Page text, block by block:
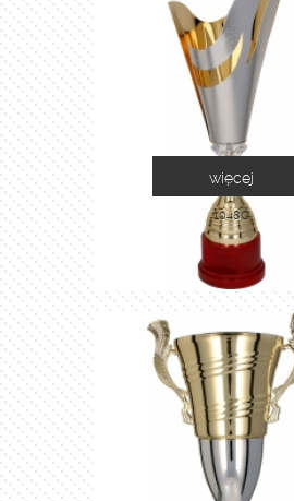
1048C
więcej